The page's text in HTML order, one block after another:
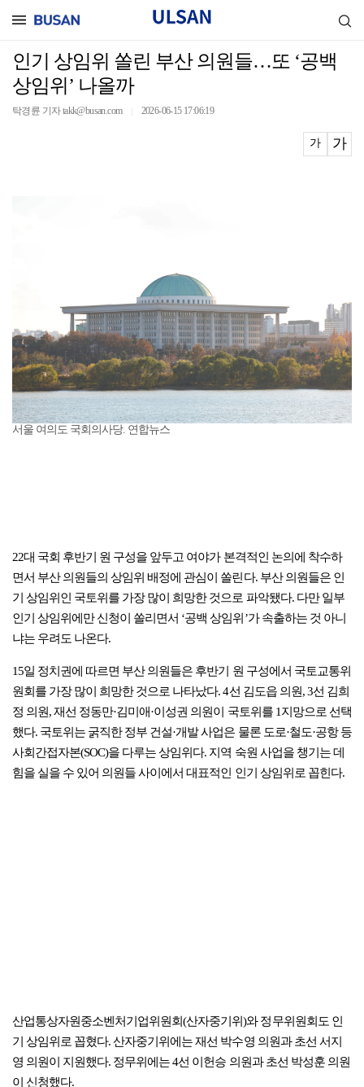
인기 상임위 쏠린 부산 의원들…또 ‘공백
상임위’ 나올까
탁경륜 기자 takk@busan.com 2026-06-15 17:06:19
가 가
서울 여의도 국회의사당. 연합뉴스
22대 국회 후반기 원 구성을 앞두고 여야가 본격적인 논의에 착수하
면서 부산 의원들의 상임위 배정에 관심이 쏠린다. 부산 의원들은 인
기 상임위인 국토위를 가장 많이 희망한 것으로 파악됐다. 다만 일부
인기 상임위에만 신청이 쏠리면서 ‘공백 상임위’가 속출하는 것 아니
냐는 우려도 나온다.
15일 정치권에 따르면 부산 의원들은 후반기 원 구성에서 국토교통위
원회를 가장 많이 희망한 것으로 나타났다. 4선 김도읍 의원, 3선 김희
정 의원, 재선 정동만·김미애·이성권 의원이 국토위를 1지망으로 선택
했다. 국토위는 굵직한 정부 건설·개발 사업은 물론 도로·철도·공항 등
사회간접자본(SOC)을 다루는 상임위다. 지역 숙원 사업을 챙기는 데
힘을 실을 수 있어 의원들 사이에서 대표적인 인기 상임위로 꼽힌다.
산업통상자원중소벤처기업위원회(산자중기위)와 정무위원회도 인
기 상임위로 꼽혔다. 산자중기위에는 재선 박수영 의원과 초선 서지
영 의원이 지원했다. 정무위에는 4선 이헌승 의원과 초선 박성훈 의원
이 신청했다.